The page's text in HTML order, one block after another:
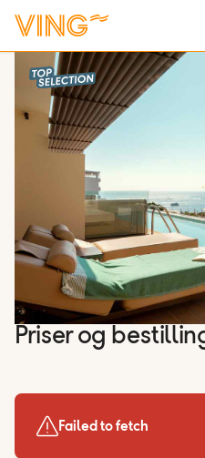
Priser og
Failed to fetch